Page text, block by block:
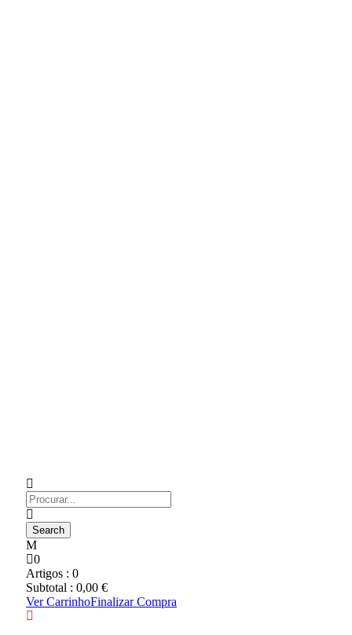
0
Artigos : 0
Subtotal : 0,00 €
Ver CarrinhoFinalizar Compra